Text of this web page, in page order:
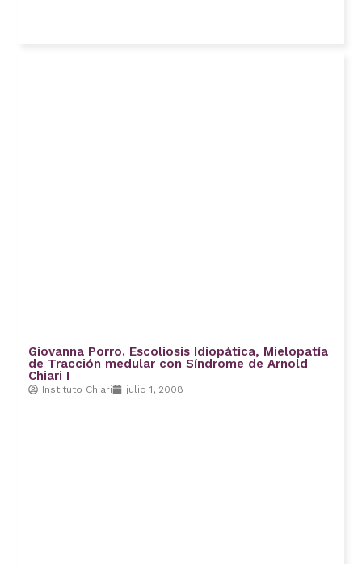
Giovanna Porro. Escoliosis Idiopática, Mielopatía
de Tracción medular con Síndrome de Arnold
Chiari I
Instituto Chiari julio 1, 2008